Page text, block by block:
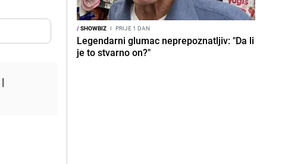
|
/SHOWBIZ I PRIJE 1 DAN
Legendarni glumac neprepoznatljiv: "Da li
je to stvarno on?"